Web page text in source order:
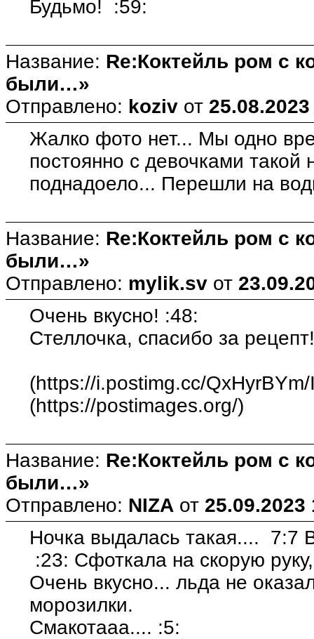
Будьмо! :59:
Название: Re:Коктейль ром с
были…»
Отправлено: koziv от
Жалко фото нет... Мы одно
постоянно с девочками такой
поднадоело... Перешли на
Название: Re:Коктейль ром с
были…»
Отправлено: mylik.sv от
Очень вкусно! :48:
Стеллочка, спасибо за
(https://i.postimg.cc/
(https://postimages.org/)
Название: Re:Коктейль ром с
были…»
Отправлено: NIZA от 25.09.2023
Ночка выдалась такая.... 7:7
:23: Сфоткала на скорую
Очень вкусно... льда не
морозилки.
Смакотааа.... :5: